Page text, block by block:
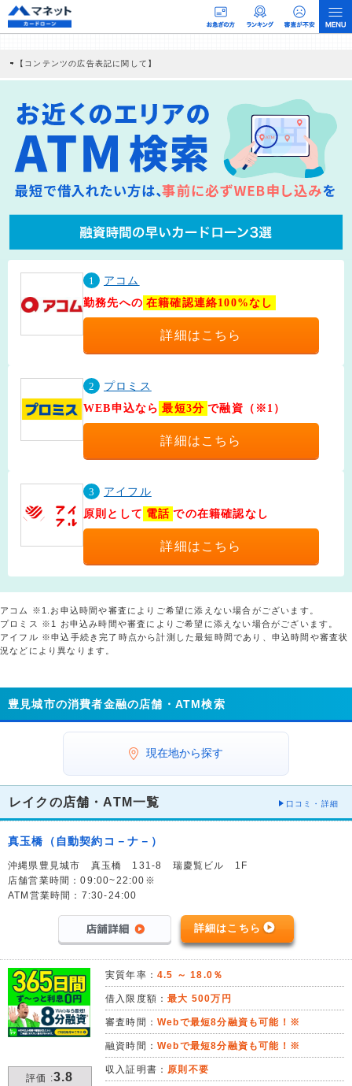
【コンテンツの広告表記に関して】
社に対して企業から紹介報酬が支払われるという収益モデルです。 ただし、特定の
商品を根拠なくPRするものではなく、当編集部の調査／ユーザーへの口コミ収集な
どに基づき、公平性を担保した情報提供を行っています。
>提携企業一覧
1
アコム
勤務先への 在籍確認連絡100%なし
詳細はこちら
2
プロミス
WEB申込なら 最短3分 で融資（※1）
詳細はこちら
3
アイフル
原則として 電話 での在籍確認なし
詳細はこちら
アコム ※1.お申込時間や審査によりご希望に添えない場合がございます。
プロミス ※1 お申込み時間や審査によりご希望に添えない場合がございます。
アイフル ※申込手続き完了時点から計測した最短時間であり、申込時間や審査状
況などにより異なります。
豊見城市の消費者金融の店舗・ATM検索
現在地から探す
レイクの店舗・ATM一覧 口コミ・詳細
真玉橋（自動契約コ－ナ－）
沖縄県豊見城市 真玉橋 131-8 瑞慶覧ビル 1F
店舗営業時間：09:00~22:00※
ATM営業時間：7:30-24:00
詳細はこちら
評価 :3.8
実質年率： 4.5 ～ 18.0％
借入限度額：最大 500万円
審査時間： Webで最短8分融資も可能！※
融資時間： Webで最短8分融資も可能！※
収入証明書： 原則不要